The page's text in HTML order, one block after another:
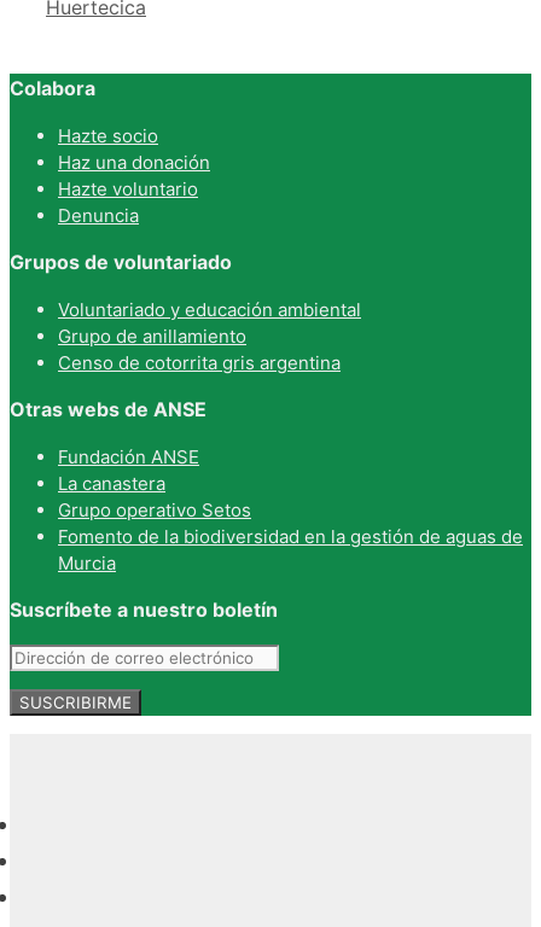
Huertecica
Colabora
Hazte socio
Haz una donación
Hazte voluntario
Denuncia
Grupos de voluntariado
Voluntariado y educación ambiental
Grupo de anillamiento
Censo de cotorrita gris argentina
Otras webs de ANSE
Fundación ANSE
La canastera
Grupo operativo Setos
Fomento de la biodiversidad en la gestión de aguas de
Murcia
Suscríbete a nuestro boletín